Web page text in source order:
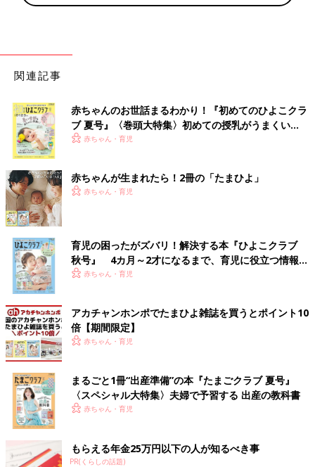
関連記事
赤ちゃんのお世話まるわかり！『初めてのひよこクラ
ブ 夏号』〈巻頭大特集〉初めての授乳がうまくい
く！ おっぱい・ミルクの基本と夏のトラブル 解決テ
赤ちゃん・育児
赤ちゃんが生まれたら！2冊の「たまひよ」
赤ちゃん・育児
育児の困ったがズバリ！解決する本『ひよこクラブ
秋号』 4カ月～2才になるまで、育児に役立つ情報が
いっぱい！
赤ちゃん・育児
アカチャンホンポでたまひよ雑誌を買うとポイント10
倍【期間限定】
赤ちゃん・育児
まるごと1冊“出産準備”の本『たまごクラブ 夏号』
〈スペシャル大特集〉夫婦で予習する 出産の教科書
赤ちゃん・育児
もらえる年金25万円以下の人が知るべき事
PR(くらしの話題)